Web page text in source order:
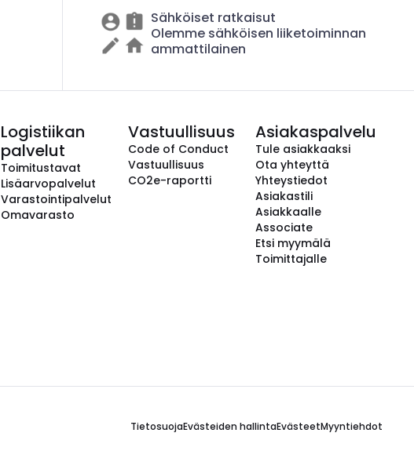
Sähköiset ratkaisut
Olemme sähköisen liiketoiminnan
ammattilainen
Logistiikan
palvelut
Toimitustavat
Lisäarvopalvelut
Varastointipalvelut
Omavarasto
Vastuullisuus
Code of Conduct
Vastuullisuus
CO2e-raportti
Asiakaspalvelu
Tule asiakkaaksi
Ota yhteyttä
Yhteystiedot
Asiakastili
Asiakkaalle
Associate
Etsi myymälä
Toimittajalle
TietosuojaEvästeiden hallintaEvästeetMyyntiehdot